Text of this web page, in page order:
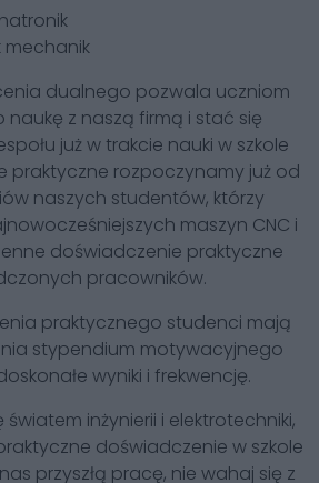
mechanik
dualnego pozwala uczniom
z naszą firmą i stać się
już w trakcie nauki w szkole
praktyczne rozpoczynamy już od
naszych studentów, którzy
maszyn CNC i
doświadczenie praktyczne
pracowników.
praktycznego studenci mają
stypendium motywacyjnego
wyniki i frekwencję.
światem inżynierii i elektrotechniki,
doświadczenie w szkole
przyszłą pracę, nie wahaj się z